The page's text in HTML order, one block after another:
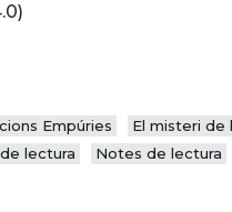
Empúries El misteri de
lectura Notes de lectura